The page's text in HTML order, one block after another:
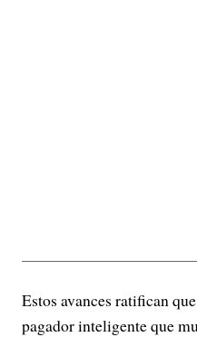
Estos avances ratifican
pagador inteligente que